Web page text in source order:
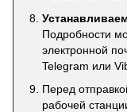
Подробности
электронной
Telegram или
Перед
рабочей